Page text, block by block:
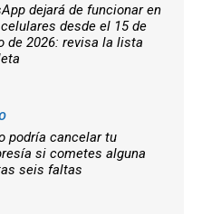
dejará de funcionar en
desde el 15 de
de 2026: revisa la lista
podría cancelar tu
si cometes alguna
seis faltas